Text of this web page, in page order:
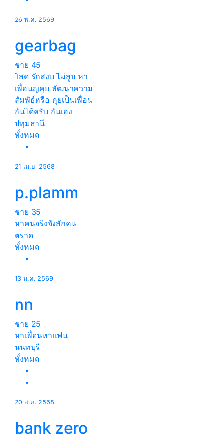
26 พ.ค. 2569
gearbag
ชาย 45
โสด รักสงบ ไม่สูบ หา
เพื่อนญคุย พัฒนาความ
สัมพัธ์หรือ คุยเป็นเพื่อน
กันได้ครับ กันเอง
ปทุมธานี
ทั้งหมด
21 เม.ย. 2568
p.plamm
ชาย 35
หาคนจริงจังสักคน
ตราด
ทั้งหมด
13 ม.ค. 2569
nn
ชาย 25
หาเพื่อนหาแฟน
นนทบุรี
ทั้งหมด
20 ส.ค. 2568
bank zero